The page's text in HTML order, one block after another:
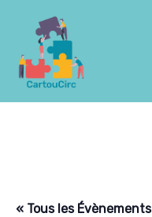
contenu
« Tous les Évènements